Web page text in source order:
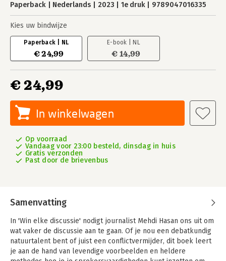
Paperback Nederlands 2023 1e druk 9789047016335
Kies uw bindwijze
Paperback | NL
€ 24,99
E-book | NL
€ 14,99
€ 24,99
In winkelwagen
Op voorraad
Vandaag voor 23:00 besteld, dinsdag in huis
Gratis verzonden
Past door de brievenbus
Samenvatting
In 'Win elke discussie' nodigt journalist Mehdi Hasan ons uit om
wat vaker de discussie aan te gaan. Of je nou een debatkundig
natuurtalent bent of juist een conflictvermijder, dit boek leert
je aan de hand van levendige voorbeelden en heldere